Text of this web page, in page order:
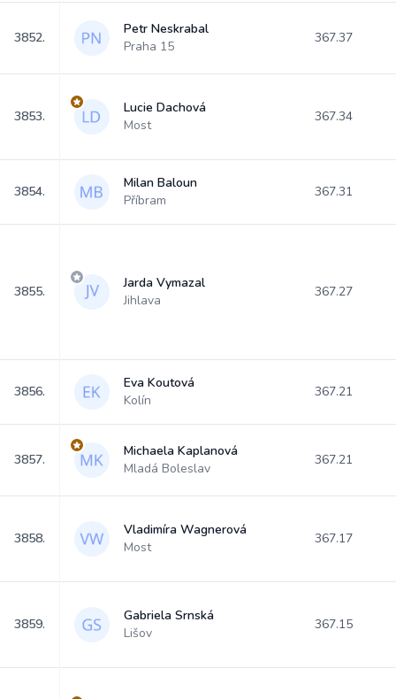
3852.
Petr Neskrabal
Praha 15
367.37
3853.
Lucie Dachová
Most
367.34
3854.
Milan Baloun
Příbram
367.31
3855.
Jarda Vymazal
Jihlava
367.27
3856.
Eva Koutová
Kolín
367.21
3857.
Michaela Kaplanová
Mladá Boleslav
367.21
3858.
Vladimíra Wagnerová
Most
367.17
3859.
Gabriela Srnská
Lišov
367.15